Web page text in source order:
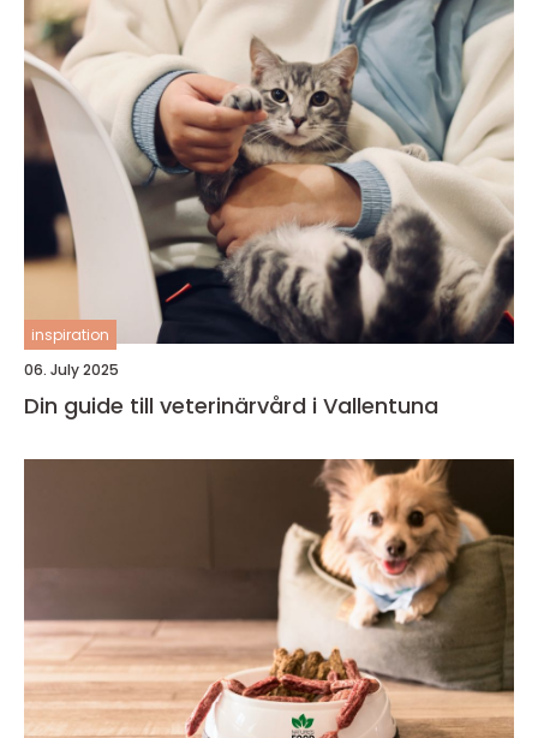
inspiration
06. July 2025
Din guide till veterinärvård i Vallentuna